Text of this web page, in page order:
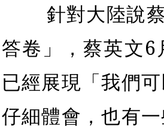
針對大陸說
答卷」，蔡英文
已經展現「我們
仔細體會，也有